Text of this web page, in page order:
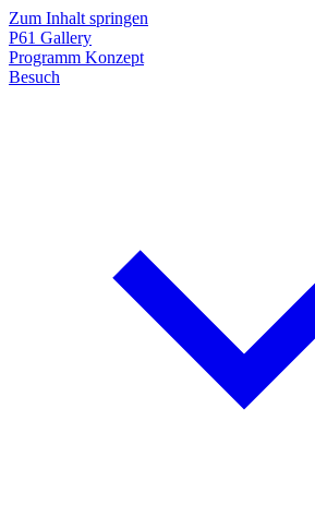
Zum Inhalt springen
P61 Gallery
Programm Konzept
Besuch